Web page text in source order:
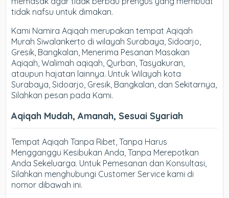
tidak nafsu untuk dimakan.
Kami Namira Aqiqah merupakan tempat Aqiqah
Murah Siwalankerto di wilayah Surabaya, Sidoarjo,
Gresik, Bangkalan, Menerima Pesanan Masakan
Aqiqah, Walimah aqiqah, Qurban, Tasyakuran,
ataupun hajatan lainnya. Untuk Wilayah kota
Surabaya, Sidoarjo, Gresik, Bangkalan, dan Sekitarnya,
Silahkan pesan pada Kami.
Aqiqah Mudah, Amanah, Sesuai Syariah
Tempat Aqiqah Tanpa Ribet, Tanpa Harus
Mengganggu Kesibukan Anda, Tanpa Merepotkan
Anda Sekeluarga. Untuk Pemesanan dan Konsultasi,
Silahkan menghubungi Customer Service kami di
nomor dibawah ini.